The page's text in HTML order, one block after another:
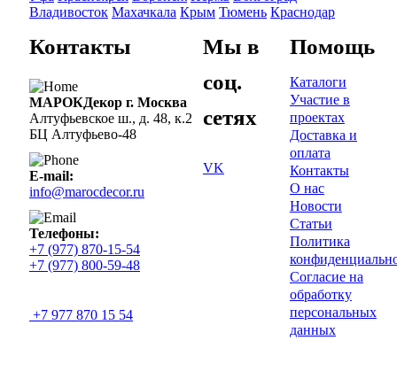
Владивосток Махачкала Крым Тюмень Краснодар
Контакты
МАРОКДекор г. Москва
Алтуфьевское ш., д. 48, к.2
БЦ Алтуфьево-48
E-mail:
info@marocdecor.ru
Телефоны:
+7 (977) 870-15-54
+7 (977) 800-59-48
+7 977 870 15 54
Мы в
соц.
сетях
VK
Помощь
Каталоги
Участие в
проектах
Доставка и
оплата
Контакты
О нас
Новости
Статьи
Политика
Согласие на
обработку
персональных
данных